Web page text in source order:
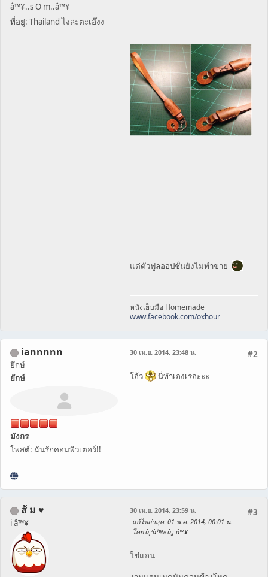
â™¥..s O m..â™¥
ที่อยู่: Thailand ไงล่ะตะเอ๊งง
แต่ตัวฟูลออปชั่นยังไม่ทำขาย
หนังเย็บมือ Homemade
www.facebook.com/oxhour
iannnnn
ยึกษ์
ยักษ์
มังกร
โพสต์: ฉันรักคอมพิวเตอร์!!
#2
30 เม.ย. 2014, 23:48 น.
โอ้ว นี่ทำเองเรอะะะ
ส้ ม ♥
i â™¥
#3
30 เม.ย. 2014, 23:59 น.
แก้ไขล่าสุด: 01 พ.ค. 2014, 00:01 น.
โดย à¸ªà¹‰ à¸¡ â™¥
ใช่แอน